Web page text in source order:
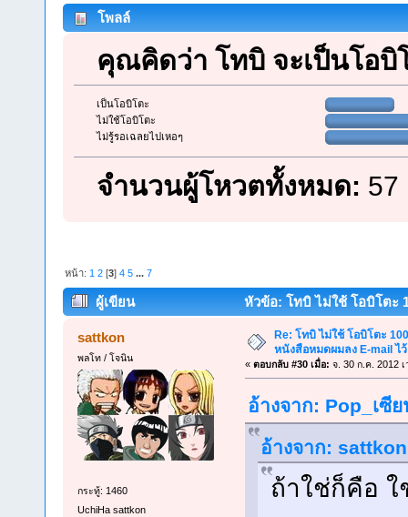
โพลล์
คุณคิดว่า โทบิ จะเป็นโอบิ
เป็นโอบิโตะ
ไม่ใช้โอบิโตะ
ไม่รู้รอเฉลยไปเหอๆ
จำนวนผู้โหวตทั้งหมด: 57
หน้า: 1 2 [3]4 5 ...7
ผู้เขียน
หัวข้อ: โทบิ ไม่ใช้ โอบิโตะ
วิธีการกันเอา (อ่าน 251878 ครั้ง)
sattkon
พลโท / โจนิน
กระทู้: 1460
UchiHa sattkon
Re: โทบิ ไม่ใช้ โอบิโตะ
หนังสือหมดผมลง E-mail
« ตอบกลับ #30 เมื่อ: จ. 30 ก.ค. 2012
อ้างจาก: Pop_เซี
อ้างจาก:
ถ้าใช่ก็คือ ใ